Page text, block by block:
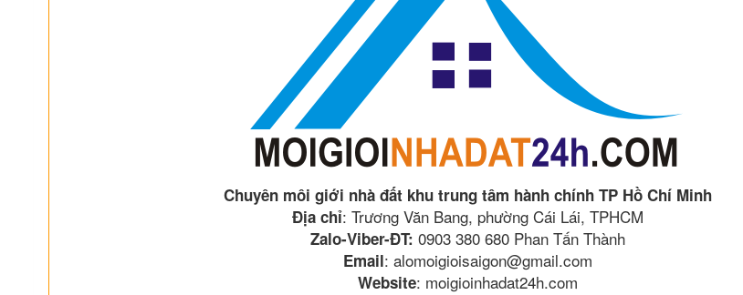
Chuyên môi giới nhà đất khu trung tâm hành chính TP Hồ Chí Minh
Địa chỉ: Trương Văn Bang, phường Cái Lái, TPHCM
Zalo-Viber-ĐT: 0903 380 680 Phan Tấn Thành
Email: alomoigioisaigon@gmail.com
Website: moigioinhadat24h.com